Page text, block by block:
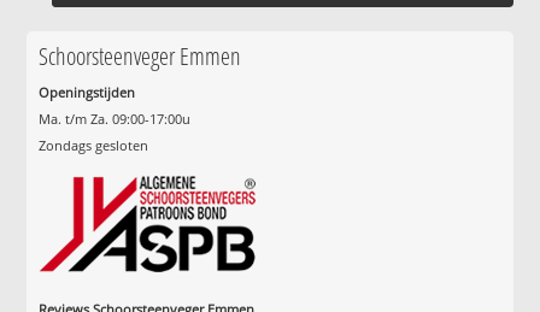
Schoorsteenveger Emmen
Openingstijden
Ma. t/m Za. 09:00-17:00u
Zondags gesloten